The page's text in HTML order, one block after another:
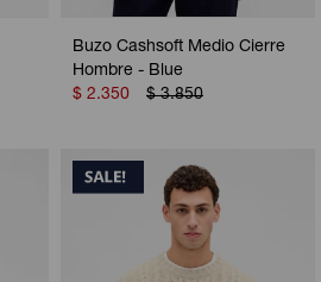
Buzo Cashsoft Medio Cierre
Hombre - Blue
$ 2.350 $ 3.850